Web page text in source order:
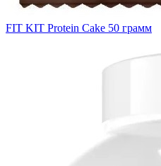
FIT KIT Protein Cake 50 грамм